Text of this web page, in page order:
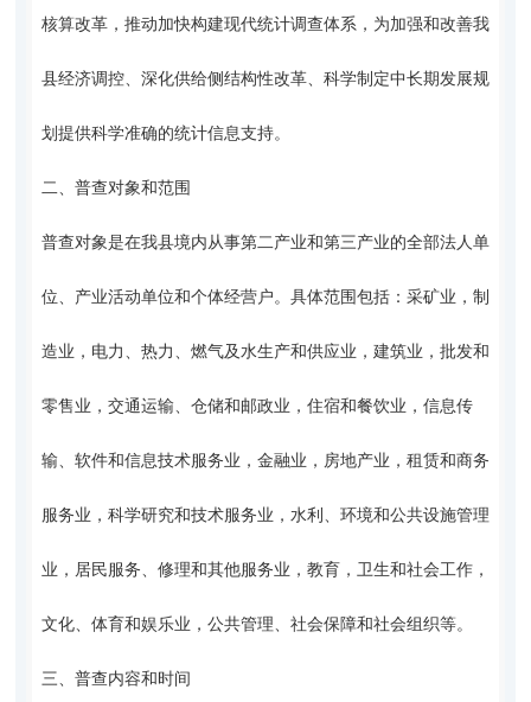
核算改革，推动加快构建现代统计调查体系，为加强和改善我
县经济调控、深化供给侧结构性改革、科学制定中长期发展规
划提供科学准确的统计信息支持。
二、普查对象和范围
普查对象是在我县境内从事第二产业和第三产业的全部法人单
位、产业活动单位和个体经营户。具体范围包括：采矿业，制
造业，电力、热力、燃气及水生产和供应业，建筑业，批发和
零售业，交通运输、仓储和邮政业，住宿和餐饮业，信息传
输、软件和信息技术服务业，金融业，房地产业，租赁和商务
服务业，科学研究和技术服务业，水利、环境和公共设施管理
业，居民服务、修理和其他服务业，教育，卫生和社会工作，
文化、体育和娱乐业，公共管理、社会保障和社会组织等。
三、普查内容和时间